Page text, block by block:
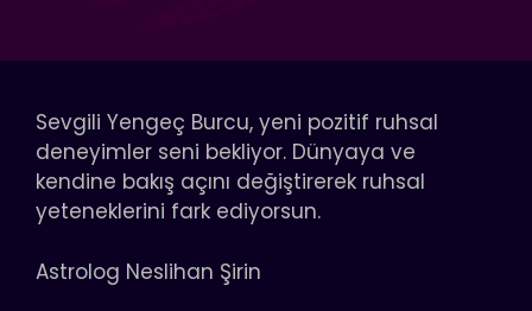
Sevgili Yengeç Burcu, yeni pozitif ruhsal
deneyimler seni bekliyor. Dünyaya ve
kendine bakış açını değiştirerek ruhsal
yeteneklerini fark ediyorsun.
Astrolog Neslihan Şirin